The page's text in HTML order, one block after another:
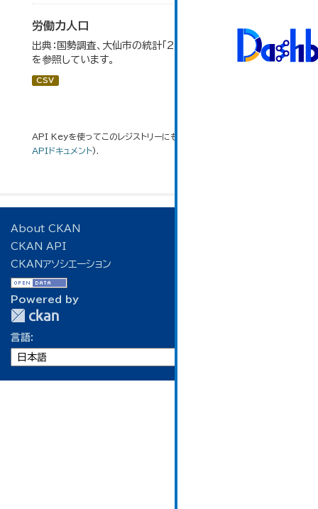
労働力人口
出典：国勢調査、大仙市の統計「2-6 労働力人口」のデータ
を参照しています。
CSV
API Keyを使ってこのレジストリーにもアクセス可能です
APIドキュメント).
About CKAN
CKAN API
CKANアソシエーション
Powered by
言語